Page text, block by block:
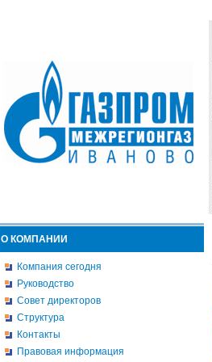
О КОМПАНИИ
Компания сегодня
Руководство
Совет директоров
Структура
Контакты
Правовая информация